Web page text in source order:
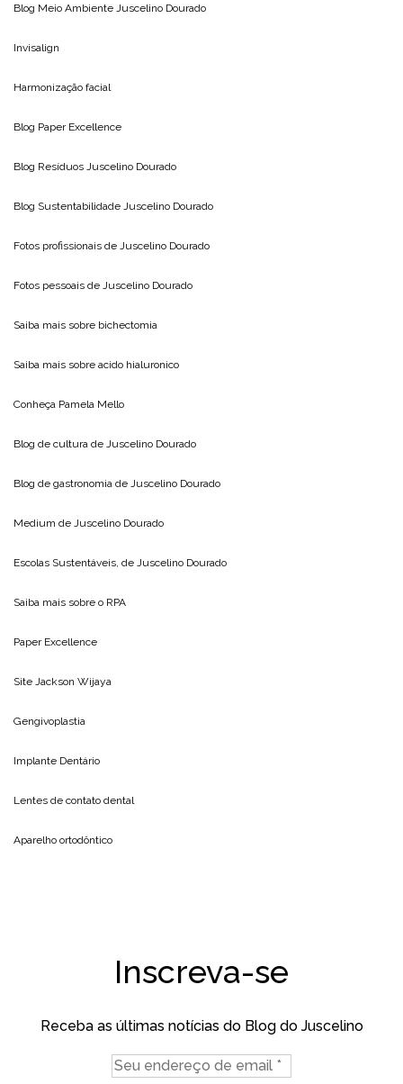
Blog Meio Ambiente Juscelino Dourado
Invisalign
Harmonização facial
Blog Paper Excellence
Blog Resíduos Juscelino Dourado
Blog Sustentabilidade Juscelino Dourado
Fotos profissionais de Juscelino Dourado
Fotos pessoais de Juscelino Dourado
Saiba mais sobre bichectomia
Saiba mais sobre acido hialuronico
Conheça Pamela Mello
Blog de cultura de Juscelino Dourado
Blog de gastronomia de Juscelino Dourado
Medium de Juscelino Dourado
Escolas Sustentáveis, de Juscelino Dourado
Saiba mais sobre o RPA
Paper Excellence
Site Jackson Wijaya
Gengivoplastia
Implante Dentário
Lentes de contato dental
Aparelho ortodôntico
Inscreva-se
Receba as últimas notícias do Blog do Juscelino